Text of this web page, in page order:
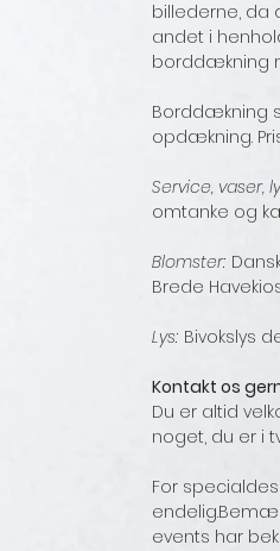
billederne, da
andet i
borddækning
Borddækning
opdækning.
Service, vaser,
omtanke og
Blomster:
Brede
Lys: Bivokslys
Kontakt os
Du er altid
noget, du er i
For
events har